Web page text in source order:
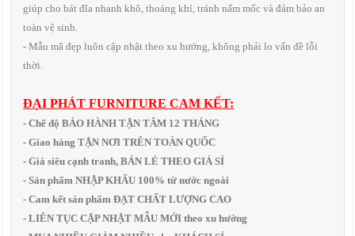
giúp cho bát đĩa nhanh khô, thoáng khí, tránh nấm mốc và đảm bảo an
toàn vệ sinh.
- Mẫu mã đẹp luôn cập nhật theo xu hướng, không phải lo vấn đề lỗi
thời.
ĐẠI PHÁT FURNITURE CAM KẾT:
- Chế độ BẢO HÀNH TẬN TÂM 12 THÁNG
- Giao hàng TẬN NƠI TRÊN TOÀN QUỐC
- Giá siêu cạnh tranh, BÁN LẺ THEO GIÁ SỈ
- Sản phẩm NHẬP KHẨU 100% từ nước ngoài
- Cam kết sản phẩm ĐẠT CHẤT LƯỢNG CAO
- LIÊN TỤC CẬP NHẬT MẪU MỚI theo xu hướng